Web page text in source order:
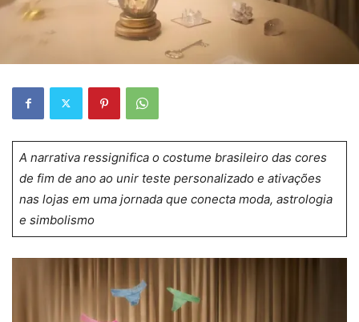
A narrativa ressignifica o costume brasileiro das cores
de fim de ano ao unir teste personalizado e ativações
nas lojas em uma jornada que conecta moda, astrologia
e simbolismo